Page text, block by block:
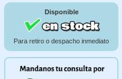
Disponible
Para retiro o despacho inmediato